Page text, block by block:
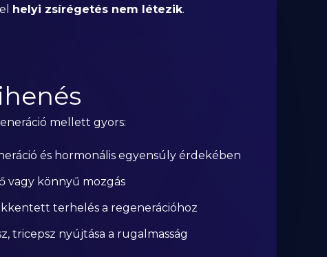
helyi zsírégetés nem létezik.
mellett gyors:
és hormonális egyensúly érdekében
vagy könnyű mozgás
terhelés a regenerációhoz
tricepsz nyújtása a rugalmasság